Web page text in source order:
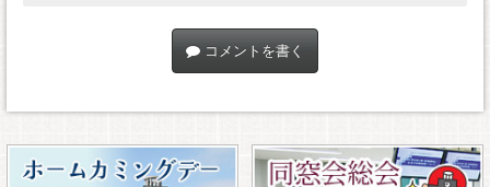
コメントを書く